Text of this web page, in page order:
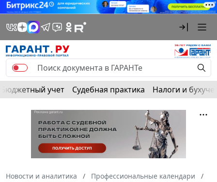
Бюджетный учет Судебная практика Налоги и
Новости и аналитика
Профессиональные календари